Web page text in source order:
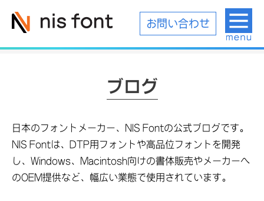
お問い合わせ
ブログ
日本のフォントメーカー、NIS Fontの公式ブログです。
NIS Fontは、DTP用フォントや高品位フォントを開発
し、Windows、Macintosh向けの書体販売やメーカーへ
のOEM提供など、幅広い業態で使用されています。